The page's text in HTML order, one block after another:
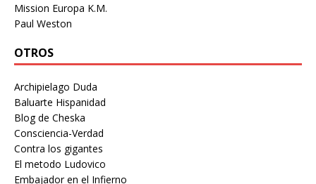
Mission Europa K.M.
Paul Weston
OTROS
Archipielago Duda
Baluarte Hispanidad
Blog de Cheska
Consciencia-Verdad
Contra los gigantes
El metodo Ludovico
Embajador en el Infierno